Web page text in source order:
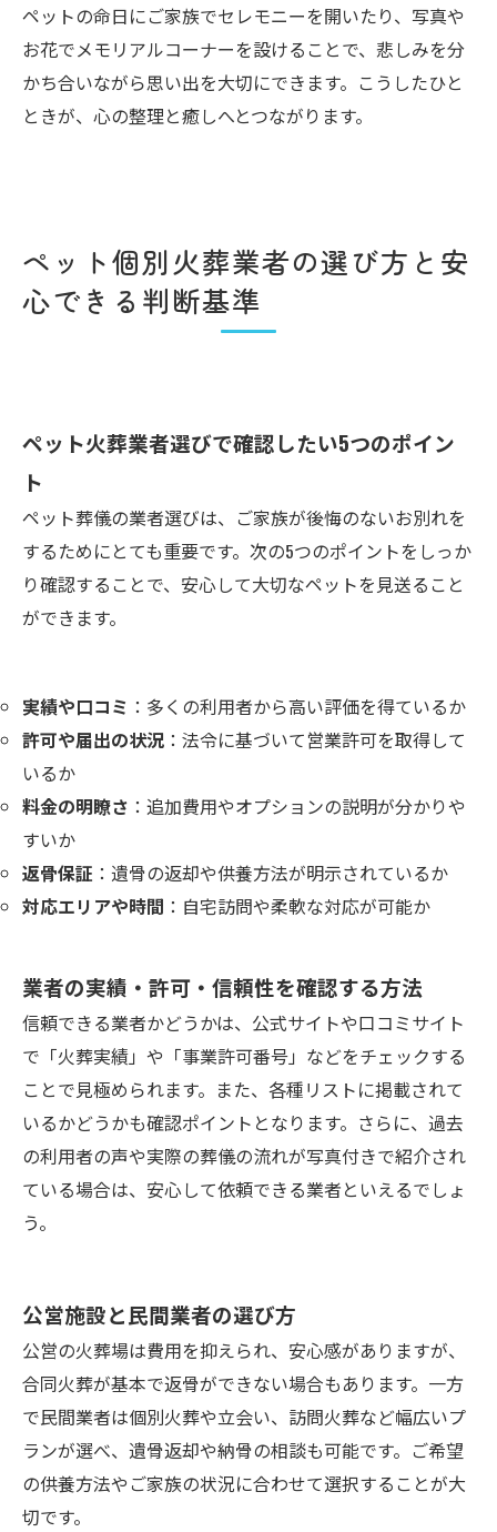
ペットの命日にご家族でセレモニーを開いたり、写真や
お花でメモリアルコーナーを設けることで、悲しみを分
かち合いながら思い出を大切にできます。こうしたひと
ときが、心の整理と癒しへとつながります。
ペット個別火葬業者の選び方と安
心できる判断基準
ペット火葬業者選びで確認したい5つのポイン
ト
ペット葬儀の業者選びは、ご家族が後悔のないお別れを
するためにとても重要です。次の5つのポイントをしっか
り確認することで、安心して大切なペットを見送ること
ができます。
実績や口コミ ：多くの利用者から高い評価を得ているか
許可や届出の状況 ：法令に基づいて営業許可を取得して
いるか
料金の明瞭さ ：追加費用やオプションの説明が分かりや
すいか
返骨保証 ：遺骨の返却や供養方法が明示されているか
対応エリアや時間 ：自宅訪問や柔軟な対応が可能か
業者の実績・許可・信頼性を確認する方法
信頼できる業者かどうかは、公式サイトや口コミサイト
で「火葬実績」や「事業許可番号」などをチェックする
ことで見極められます。また、各種リストに掲載されて
いるかどうかも確認ポイントとなります。さらに、過去
の利用者の声や実際の葬儀の流れが写真付きで紹介され
ている場合は、安心して依頼できる業者といえるでしょ
う。
公営施設と民間業者の選び方
公営の火葬場は費用を抑えられ、安心感がありますが、
合同火葬が基本で返骨ができない場合もあります。一方
で民間業者は個別火葬や立会い、訪問火葬など幅広いプ
ランが選べ、遺骨返却や納骨の相談も可能です。ご希望
の供養方法やご家族の状況に合わせて選択することが大
切です。